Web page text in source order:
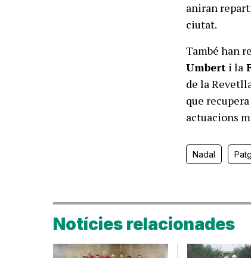
aniran
ciutat.
També han
Umbert i la
de la
que
actuacions
Nadal
Notícies relacionades